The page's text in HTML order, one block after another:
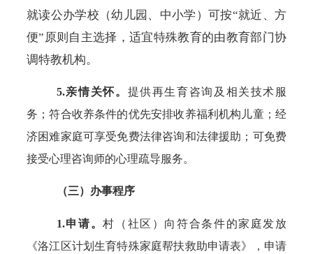
就读公办学校（幼儿园、中小学）可按“就近、方
便”原则自主选择，适宜特殊教育的由教育部门协
调特教机构。
5.亲情关怀。 提供再生育咨询及相关技术服
务；符合收养条件的优先安排收养福利机构儿童；经
济困难家庭可享受免费法律咨询和法律援助；可免费
接受心理咨询师的心理疏导服务。
（三）办事程序
1.申请。村（社区）向符合条件的家庭发放
《洛江区计划生育特殊家庭帮扶救助申请表》，申请